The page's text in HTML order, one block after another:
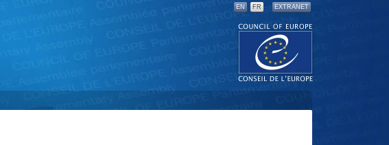
EN FR EXTRANET